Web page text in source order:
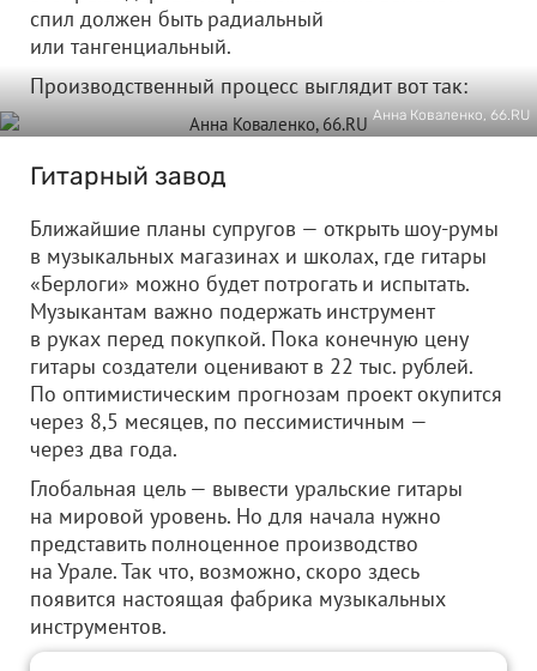
спил должен быть радиальный
или тангенциальный.
Производственный процесс выглядит вот так:
Анна Коваленко, 66.RU
Гитарный завод
Ближайшие планы супругов — открыть шоу-румы
в музыкальных магазинах и школах, где гитары
«Берлоги» можно будет потрогать и испытать.
Музыкантам важно подержать инструмент
в руках перед покупкой. Пока конечную цену
гитары создатели оценивают в 22 тыс. рублей.
По оптимистическим прогнозам проект окупится
через 8,5 месяцев, по пессимистичным —
через два года.
Глобальная цель — вывести уральские гитары
на мировой уровень. Но для начала нужно
представить полноценное производство
на Урале. Так что, возможно, скоро здесь
появится настоящая фабрика музыкальных
инструментов.